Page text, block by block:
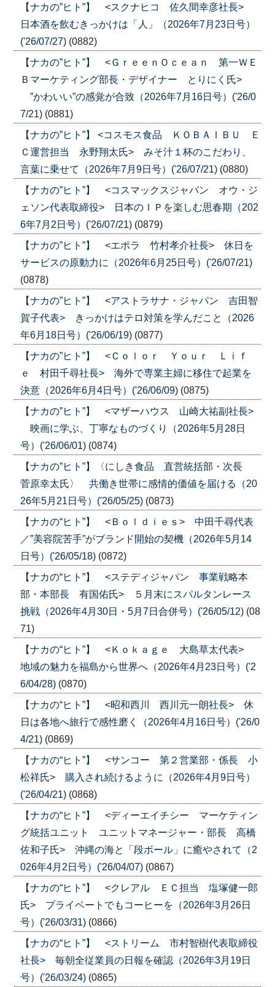
【ナカの”ヒト”】 <スクナヒコ 佐久間幸彦社長>
日本酒を飲むきっかけは「人」（2026年7月23日号）
('26/07/27) (0882)
【ナカの”ヒト”】 <ＧｒｅｅｎＯｃｅａｎ 第一ＷＥ
Ｂマーケティング部長・デザイナー とりにく氏>
”かわいい”の感覚が合致（2026年7月16日号）('26/0
7/21) (0881)
【ナカの”ヒト”】 <コスモス食品 ＫＯＢＡＩＢＵ Ｅ
Ｃ運営担当 永野翔太氏> みそ汁１杯のこだわり、
言葉に乗せて（2026年7月9日号）('26/07/21) (0880)
【ナカの”ヒト”】 <コスマックスジャパン オウ・ジ
ェソン代表取締役> 日本のＩＰを楽しむ思春期（202
6年7月2日号）('26/07/21) (0879)
【ナカの”ヒト”】 <エポラ 竹村孝介社長> 休日を
サービスの原動力に（2026年6月25日号）('26/07/21)
(0878)
【ナカの”ヒト”】 <アストラサナ・ジャパン 吉田智
賀子代表> きっかけはテロ対策を学んだこと（2026
年6月18日号）('26/06/19) (0877)
【ナカの”ヒト”】 <Ｃｏｌｏｒ Ｙｏｕｒ Ｌｉｆ
ｅ 村田千尋社長> 海外で専業主婦に移住で起業を
決意（2026年6月4日号）('26/06/09) (0875)
【ナカの”ヒト”】 <マザーハウス 山崎大祐副社長>
映画に学ぶ、丁寧なものづくり（2026年5月28日
号）('26/06/01) (0874)
【ナカの”ヒト”】〈にしき食品 直営統括部・次長
菅原幸太氏〉 共働き世帯に感情的価値を届ける（20
26年5月21日号）('26/05/25) (0873)
【ナカの“ヒト”】 <Ｂｏｌｄｉｅｓ> 中田千尋代表
／”美容院苦手”がブランド開始の契機（2026年5月14
日号）('26/05/18) (0872)
【ナカの“ヒト”】 <ステディジャパン 事業戦略本
部・本部長 有国佑氏> ５月末にスパルタンレース
挑戦（2026年4月30日・5月7日合併号）('26/05/12) (08
71)
【ナカの“ヒト”】 <Ｋｏｋａｇｅ 大島草太代表>
地域の魅力を福島から世界へ（2026年4月23日号）('2
6/04/28) (0870)
【ナカの“ヒト”】 <昭和西川 西川元一朗社長> 休
日は各地へ旅行で感性磨く（2026年4月16日号）('26/0
4/21) (0869)
【ナカの“ヒト”】 <サンコー 第２営業部・係長 小
松祥氏> 購入され続けるように（2026年4月9日号）
('26/04/21) (0868)
【ナカの“ヒト”】 <ディーエイチシー マーケティン
グ統括ユニット ユニットマネージャー・部長 高橋
佐和子氏> 沖縄の海と「段ボール」に癒やされて（2
026年4月2日号）('26/04/07) (0867)
【ナカの“ヒト”】 <クレアル ＥＣ担当 塩塚健一郎
氏> プライベートでもコーヒーを（2026年3月26日
号）('26/03/31) (0866)
【ナカの“ヒト”】 <ストリーム 市村智樹代表取締役
社長> 毎朝全従業員の日報を確認（2026年3月19日
号）('26/03/24) (0865)